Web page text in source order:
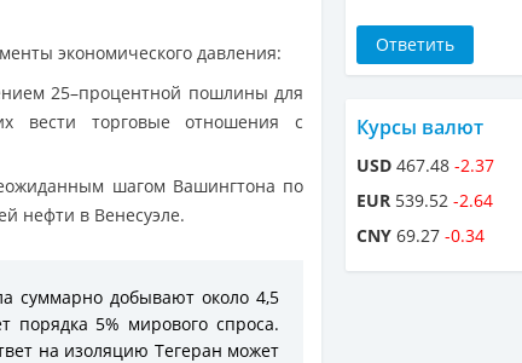
экономического давления:
25–процентной пошлины для
вести торговые отношения с
шагом Вашингтона по
нефти в Венесуэле.
суммарно добывают около 4,5
порядка 5% мирового спроса.
на изоляцию Тегеран может
Курсы валют
USD 467.48 -2.37
EUR 539.52 -2.64
CNY 69.27 -0.34